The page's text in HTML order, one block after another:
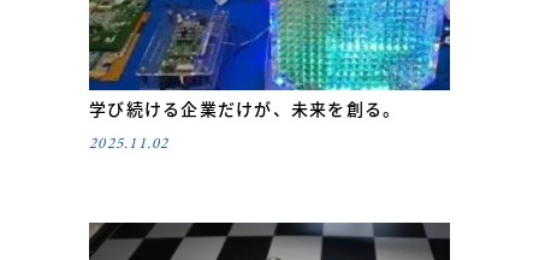
学び続ける企業だけが、未来を創る。
2025.11.02